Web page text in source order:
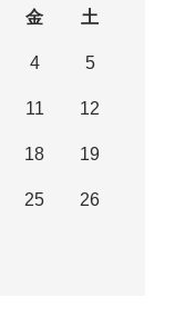
金 土
4 5
11 12
18 19
25 26